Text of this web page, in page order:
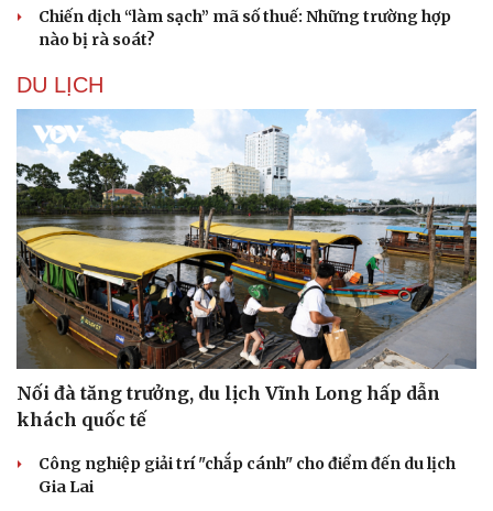
Doanh nghiệp
Thông tin doanh nghiệp
Doanh nghiệp 24h
Doanh nhân
Vì cộng đồng
Công nghệ
Sành điệu
Tin Công nghệ
Trải nghiệm
Chuyển đổi số
Chiến dịch “làm sạch” mã số thuế: Những trường hợp
nào bị rà soát?
DU LỊCH
Nối đà tăng trưởng, du lịch Vĩnh Long hấp dẫn
khách quốc tế
Công nghiệp giải trí "chắp cánh" cho điểm đến du lịch
Gia Lai